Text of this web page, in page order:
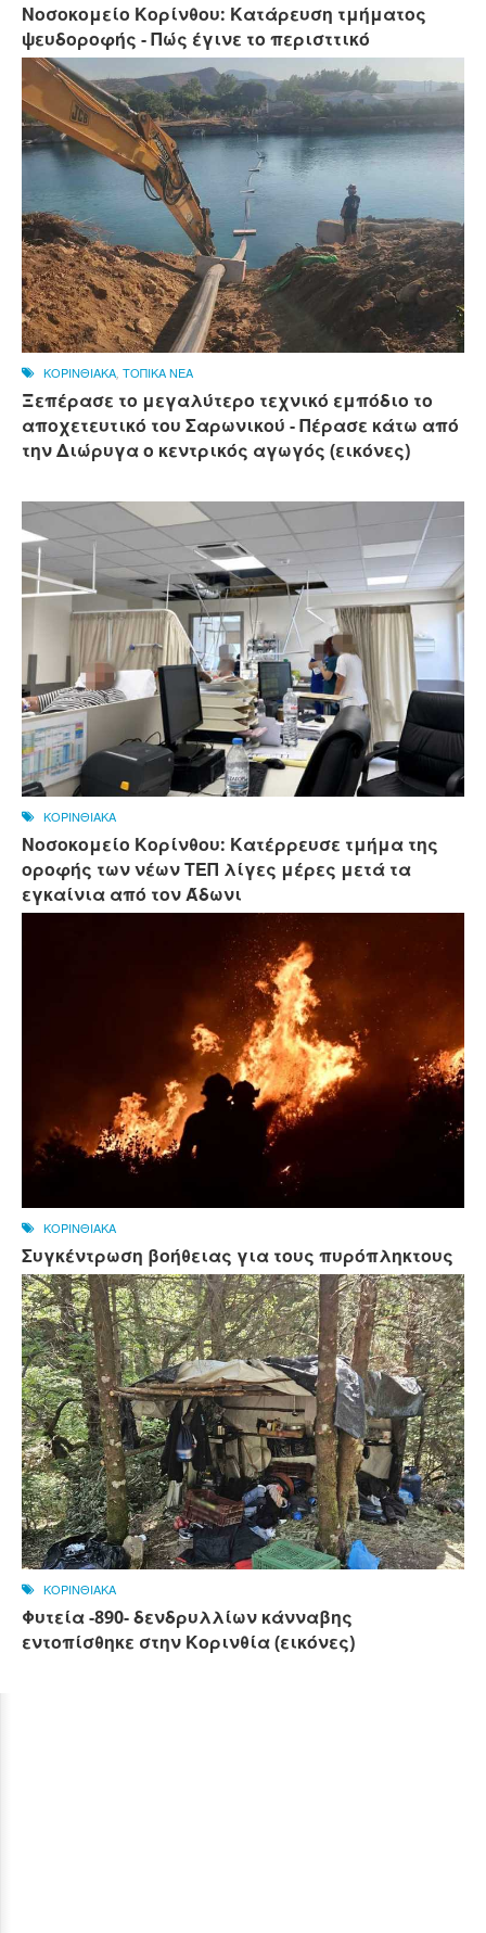
Νοσοκομείο Κορίνθου: Κατάρευση τμήματος
ψευδοροφής - Πώς έγινε το περισττικό
ΚΟΡΙΝΘΙΑΚΑ ΤΟΠΙΚΑ ΝΕΑ
Ξεπέρασε το μεγαλύτερο τεχνικό εμπόδιο το
αποχετευτικό του Σαρωνικού - Πέρασε κάτω από
την Διώρυγα ο κεντρικός αγωγός (εικόνες)
ΚΟΡΙΝΘΙΑΚΑ
Νοσοκομείο Κορίνθου: Κατέρρευσε τμήμα της
οροφής των νέων ΤΕΠ λίγες μέρες μετά τα
εγκαίνια από τον Άδωνι
ΚΟΡΙΝΘΙΑΚΑ
Συγκέντρωση βοήθειας για τους πυρόπληκτους
ΚΟΡΙΝΘΙΑΚΑ
Φυτεία -890- δενδρυλλίων κάνναβης
εντοπίσθηκε στην Κορινθία (εικόνες)